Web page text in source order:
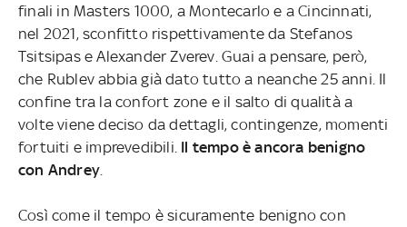
finali in Masters 1000, a Montecarlo e a Cincinnati,
nel 2021, sconfitto rispettivamente da Stefanos
Tsitsipas e Alexander Zverev. Guai a pensare, però,
che Rublev abbia già dato tutto a neanche 25 anni. Il
confine tra la confort zone e il salto di qualità a
volte viene deciso da dettagli, contingenze, momenti
fortuiti e imprevedibili. Il tempo è ancora benigno
con Andrey
Così come il tempo è sicuramente benigno con